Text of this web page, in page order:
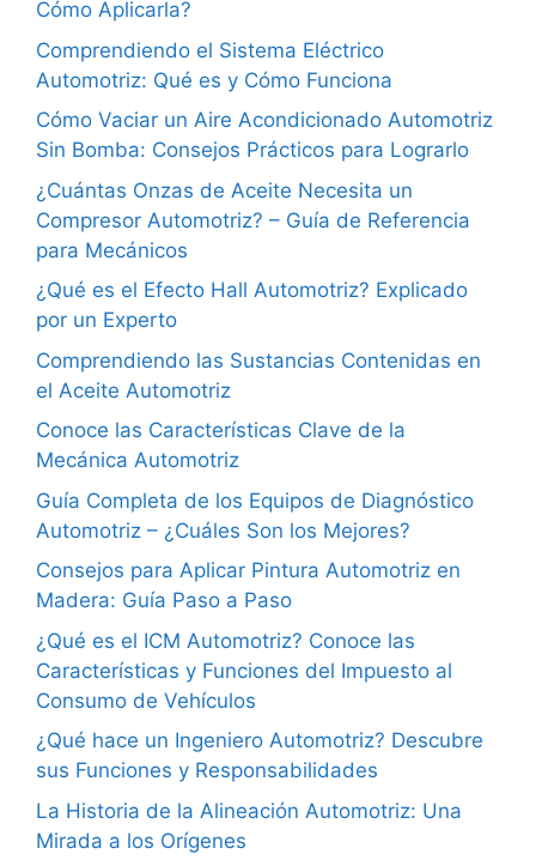
Cómo Aplicarla?
Comprendiendo el Sistema Eléctrico
Automotriz: Qué es y Cómo Funciona
Cómo Vaciar un Aire Acondicionado Automotriz
Sin Bomba: Consejos Prácticos para Lograrlo
¿Cuántas Onzas de Aceite Necesita un
Compresor Automotriz? – Guía de Referencia
para Mecánicos
¿Qué es el Efecto Hall Automotriz? Explicado
por un Experto
Comprendiendo las Sustancias Contenidas en
el Aceite Automotriz
Conoce las Características Clave de la
Mecánica Automotriz
Guía Completa de los Equipos de Diagnóstico
Automotriz – ¿Cuáles Son los Mejores?
Consejos para Aplicar Pintura Automotriz en
Madera: Guía Paso a Paso
¿Qué es el ICM Automotriz? Conoce las
Características y Funciones del Impuesto al
Consumo de Vehículos
¿Qué hace un Ingeniero Automotriz? Descubre
sus Funciones y Responsabilidades
La Historia de la Alineación Automotriz: Una
Mirada a los Orígenes